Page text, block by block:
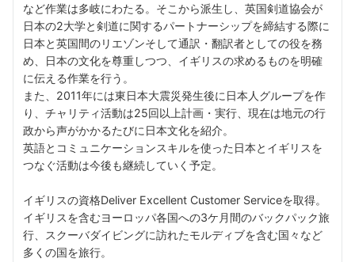
など作業は多岐にわたる。そこから派生し、英国剣道協会が
日本の2大学と剣道に関するパートナーシップを締結する際に
日本と英国間のリエゾンそして通訳・翻訳者としての役を務
め、日本の文化を尊重しつつ、イギリスの求めるものを明確
に伝える作業を行う。
また、2011年には東日本大震災発生後に日本人グループを作
り、チャリティ活動は25回以上計画・実行、現在は地元の行
政から声がかかるたびに日本文化を紹介。
英語とコミュニケーションスキルを使った日本とイギリスを
つなぐ活動は今後も継続していく予定。
イギリスの資格Deliver Excellent Customer Serviceを取得。
イギリスを含むヨーロッパ各国への3ケ月間のバックパック旅
行、スクーバダイビングに訪れたモルディブを含む国々など
多くの国を旅行。